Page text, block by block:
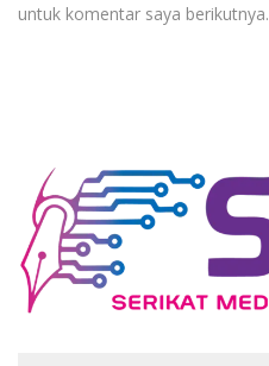
untuk komentar saya berikutnya.